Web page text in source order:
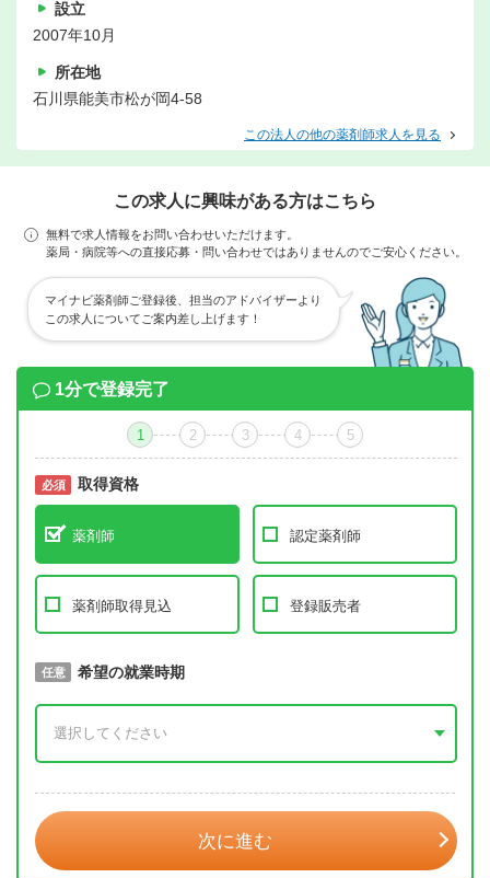
設立
2007年10月
所在地
石川県能美市松が岡4-58
この法人の他の薬剤師求人を見る
この求人に興味がある方はこちら
無料で求人情報をお問い合わせいただけます。
薬局・病院等への直接応募・問い合わせではありませんのでご安心ください。
マイナビ薬剤師ご登録後、担当のアドバイザーより
この求人についてご案内差し上げます！
1分で登録完了
1 2 3 4 5
必須 取得資格
薬剤師 認定薬剤師
薬剤師取得見込 登録販売者
必須 取得予定年
任意 希望の就業時期
次に進む